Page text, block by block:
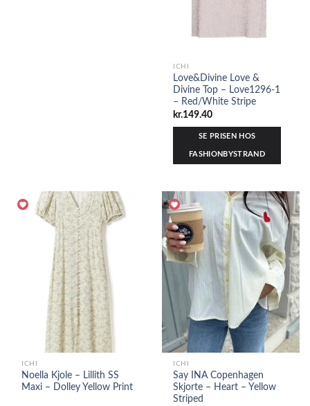
ICHI
Love&Divine Love &
Divine Top – Love1296-1
– Red/White Stripe
kr.149.40
SE PRISEN HOS
FASHIONBYSTRAND
ICHI
Noella Kjole – Lillith SS
Maxi – Dolley Yellow Print
ICHI
Say INA Copenhagen
Skjorte – Heart – Yellow
Striped